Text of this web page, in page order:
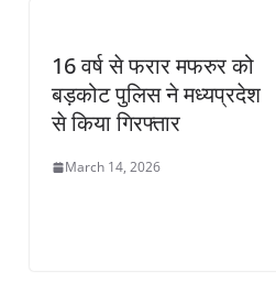
16 वर्ष से फरार मफरुर को
बड़कोट पुलिस ने मध्यप्रदेश
से किया गिरफ्तार
March 14, 2026